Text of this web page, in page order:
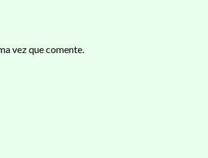
vez que comente.